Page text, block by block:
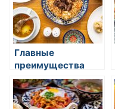
Главные
преимущества
использования
специй в блюдах